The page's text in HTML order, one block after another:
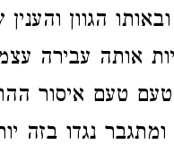
הגוון
אותה עבירה
טעם איסור
נגדו בזה